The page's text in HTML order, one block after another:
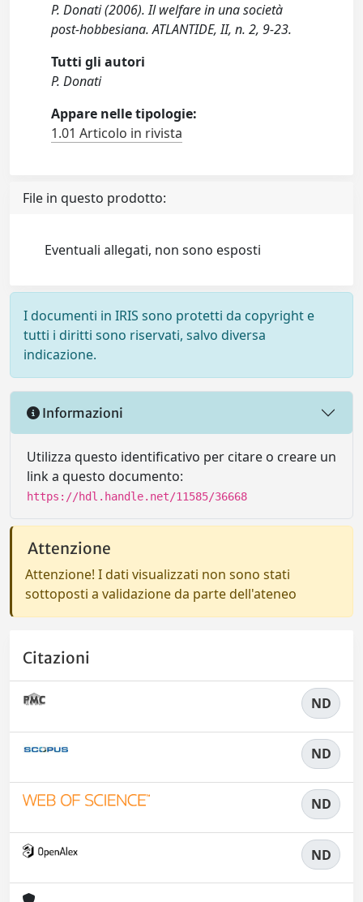
P. Donati (2006). Il welfare in una società
post-hobbesiana. ATLANTIDE, II, n. 2, 9-23.
Tutti gli autori
P. Donati
Appare nelle tipologie:
1.01 Articolo in rivista
File in questo prodotto:
Eventuali allegati, non sono esposti
I documenti in IRIS sono protetti da copyright e
tutti i diritti sono riservati, salvo diversa
indicazione.
Informazioni
Utilizza questo identificativo per citare o creare un
link a questo documento:
https://hdl.handle.net/11585/36668
Attenzione
Attenzione! I dati visualizzati non sono stati
sottoposti a validazione da parte dell'ateneo
Citazioni
ND
ND
ND
ND